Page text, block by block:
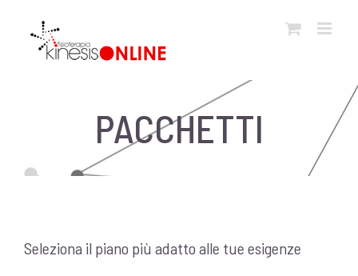
contenuto
PACCHETTI
Seleziona il piano più adatto alle tue esigenze